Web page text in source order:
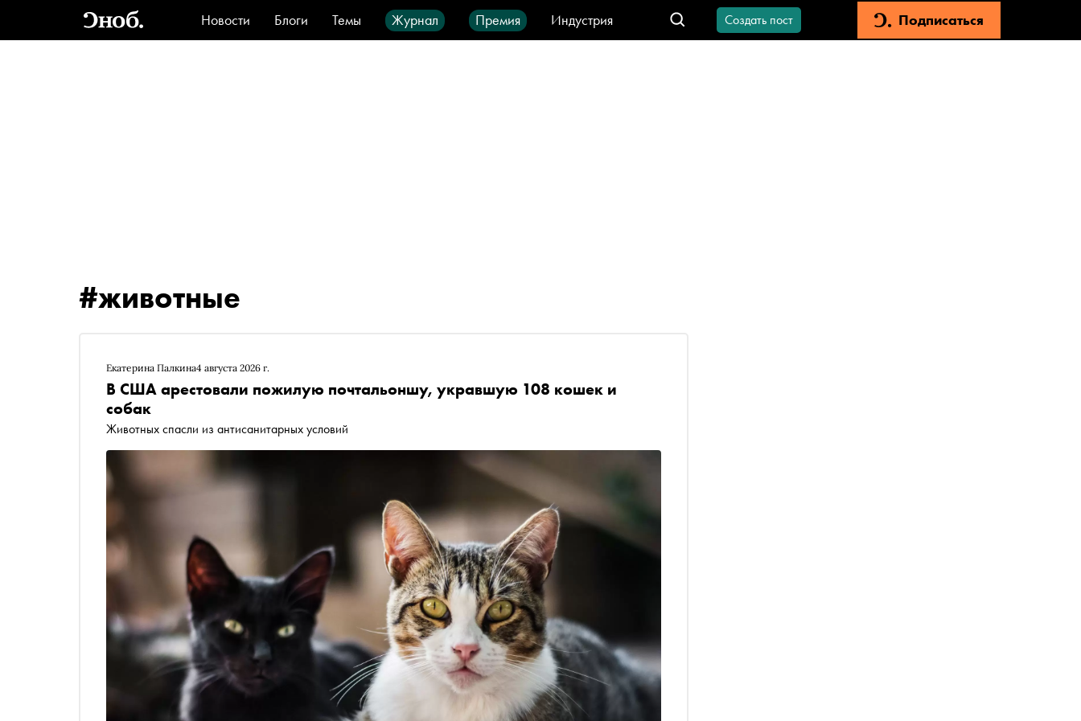
Новости Блоги Темы Журнал Премия
Индустрия
Стиль
Видео Город IT-продукты
Создать пост Подписаться
#животные
Екатерина Палкина4 августа 2026 г.
В США арестовали пожилую почтальоншу, укравшую 108 кошек и
собак
Животных спасли из антисанитарных условий